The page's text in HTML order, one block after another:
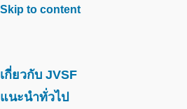
Skip to content
เกี่ยวกับ JVSF
แนะนำทั่วไป